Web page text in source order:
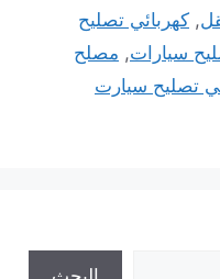
, كهربائي تصليح
سيارات, مصلح
تصليح سيارت